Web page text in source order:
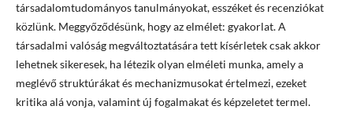
társadalomtudományos tanulmányokat, esszéket és recenziókat
közlünk. Meggyőződésünk, hogy az elmélet: gyakorlat. A
társadalmi valóság megváltoztatására tett kísérletek csak akkor
lehetnek sikeresek, ha létezik olyan elméleti munka, amely a
meglévő struktúrákat és mechanizmusokat értelmezi, ezeket
kritika alá vonja, valamint új fogalmakat és képzeletet termel.